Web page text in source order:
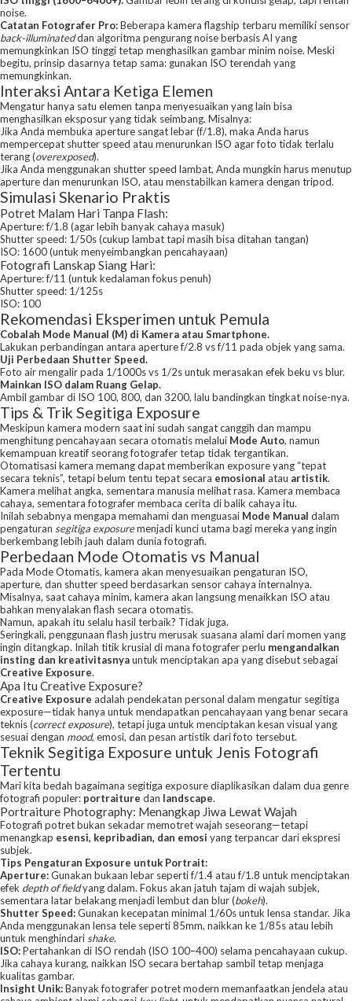
noise.
Catatan Fotografer Pro:Beberapa kamera flagship terbaru memiliki sensor
back-illuminateddan algoritma pengurang noise berbasis AI yang
memungkinkan ISO tinggi tetap menghasilkan gambar minim noise. Meski
begitu, prinsip dasarnya tetap sama: gunakan ISO terendah yang
memungkinkan.
Interaksi Antara Ketiga Elemen
Mengatur hanya satu elemen tanpa menyesuaikan yang lain bisa
menghasilkan eksposur yang tidak seimbang. Misalnya:
Jika Anda membuka aperture sangat lebar (f/1.8), maka Anda harus
mempercepat shutter speed atau menurunkan ISO agar foto tidak terlalu
terang (overexposed).
Jika Anda menggunakan shutter speed lambat, Anda mungkin harus menutup
aperture dan menurunkan ISO, atau menstabilkan kamera dengan tripod.
Simulasi Skenario Praktis
Potret Malam Hari Tanpa Flash:
Aperture: f/1.8 (agar lebih banyak cahaya masuk)
Shutter speed: 1/50s (cukup lambat tapi masih bisa ditahan tangan)
ISO: 1600 (untuk menyeimbangkan pencahayaan)
Fotografi Lanskap Siang Hari:
Aperture: f/11 (untuk kedalaman fokus penuh)
Shutter speed: 1/125s
ISO: 100
Rekomendasi Eksperimen untuk Pemula
Cobalah Mode Manual (M) di Kamera atau Smartphone.
Lakukan perbandingan antara aperture f/2.8 vs f/11 pada objek yang sama.
Uji Perbedaan Shutter Speed.
Foto air mengalir pada 1/1000s vs 1/2s untuk merasakan efek beku vs blur.
Mainkan ISO dalam Ruang Gelap.
Ambil gambar di ISO 100, 800, dan 3200, lalu bandingkan tingkat noise-nya.
Tips & Trik Segitiga Exposure
Meskipun kamera modern saat ini sudah sangat canggih dan mampu
menghitung pencahayaan secara otomatis melalui Mode Auto, namun
kemampuan kreatif seorang fotografer tetap tidak tergantikan.
Otomatisasi kamera memang dapat memberikan exposure yang “tepat
secara teknis”, tetapi belum tentu tepat secara emosional atau artistik.
Kamera melihat angka, sementara manusia melihat rasa. Kamera membaca
cahaya, sementara fotografer membaca cerita di balik cahaya itu.
Inilah sebabnya mengapa memahami dan menguasai Mode Manual dalam
pengaturan segitiga exposuremenjadi kunci utama bagi mereka yang ingin
berkembang lebih jauh dalam dunia fotografi.
Perbedaan Mode Otomatis vs Manual
Pada Mode Otomatis, kamera akan menyesuaikan pengaturan ISO,
aperture, dan shutter speed berdasarkan sensor cahaya internalnya.
Misalnya, saat cahaya minim, kamera akan langsung menaikkan ISO atau
bahkan menyalakan flash secara otomatis.
Namun, apakah itu selalu hasil terbaik? Tidak juga.
Seringkali, penggunaan flash justru merusak suasana alami dari momen yang
ingin ditangkap. Inilah titik krusial di mana fotografer perlu mengandalkan
insting dan kreativitasnyauntuk menciptakan apa yang disebut sebagai
Creative Exposure.
Apa Itu Creative Exposure?
Creative Exposure adalah pendekatan personal dalam mengatur segitiga
exposure—tidak hanya untuk mendapatkan pencahayaan yang benar secara
teknis (correct exposure), tetapi juga untuk menciptakan kesan visual yang
sesuai dengan mood, emosi, dan pesan artistik dari foto tersebut.
Teknik Segitiga Exposure untuk Jenis Fotografi
Tertentu
Mari kita bedah bagaimana segitiga exposure diaplikasikan dalam dua genre
fotografi populer: portraiture dan landscape.
Portraiture Photography: Menangkap Jiwa Lewat Wajah
Fotografi potret bukan sekadar memotret wajah seseorang—tetapi
menangkap esensi, kepribadian, dan emosi yang terpancar dari ekspresi
subjek.
Tips Pengaturan Exposure untuk Portrait:
Aperture:Gunakan bukaan lebar seperti f/1.4 atau f/1.8 untuk menciptakan
efek depth of fieldyang dalam. Fokus akan jatuh tajam di wajah subjek,
sementara latar belakang menjadi lembut dan blur (bokeh).
Shutter Speed:Gunakan kecepatan minimal 1/60s untuk lensa standar. Jika
Anda menggunakan lensa tele seperti 85mm, naikkan ke 1/85s atau lebih
untuk menghindari shake.
ISO:Pertahankan di ISO rendah (ISO 100–400) selama pencahayaan cukup.
Jika cahaya kurang, naikkan ISO secara bertahap sambil tetap menjaga
kualitas gambar.
Insight Unik:Banyak fotografer potret modern memanfaatkan jendela atau